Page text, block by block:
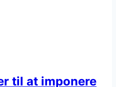
til at imponere